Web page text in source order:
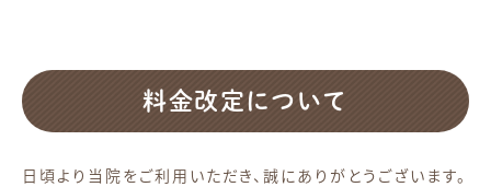
料金改定について
日頃より当院をご利用いただき、誠にありがとうございます。